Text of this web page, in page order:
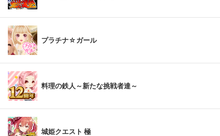
プラチナ☆ガール
料理の鉄人～新たな挑戦者達～
城姫クエスト 極